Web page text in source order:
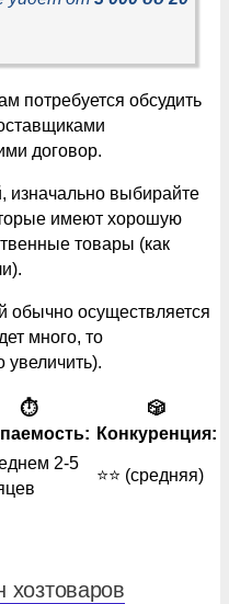
потребуется обсудить
договор.
изначально выбирайте
имеют хорошую
товары (как
обычно осуществляется
много, то
увеличить).
⏱
🎲
Конкуренция:
2-5
⭐️⭐️ (средняя)
хозтоваров